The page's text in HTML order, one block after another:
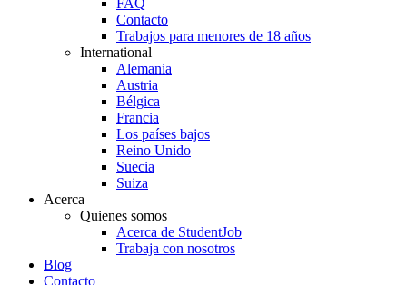
FAQ
Contacto
Trabajos para menores de 18 años
International
Alemania
Austria
Bélgica
Francia
Los países bajos
Reino Unido
Suecia
Suiza
Acerca
Quienes somos
Acerca de StudentJob
Trabaja con nosotros
Blog
Contacto